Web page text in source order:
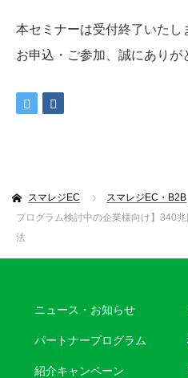
本セミナーは受付終了いたし
お申込・ご参加、誠にありが
スマレジEC スマレジEC・B2B
プログラム検討中の企業様向け】340
法
ニュース・お知らせ
パートナープログラム
紹介キャンペーン